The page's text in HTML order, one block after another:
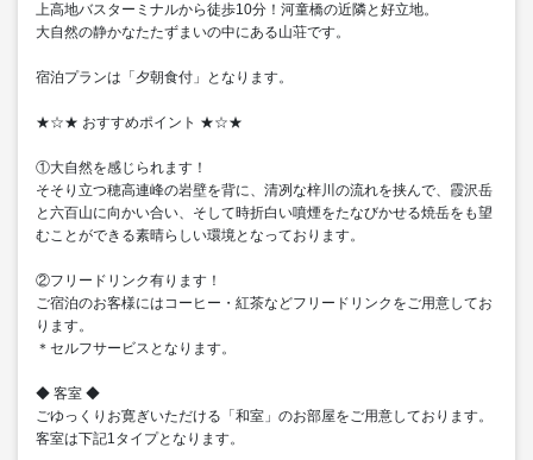
上高地バスターミナルから徒歩10分！河童橋の近隣と好立地。
大自然の静かなたたずまいの中にある山荘です。
宿泊プランは「夕朝食付」となります。
★☆★ おすすめポイント ★☆★
①大自然を感じられます！
そそり立つ穂高連峰の岩壁を背に、清冽な梓川の流れを挟んで、霞沢岳
と六百山に向かい合い、そして時折白い噴煙をたなびかせる焼岳をも望
むことができる素晴らしい環境となっております。
②フリードリンク有ります！
ご宿泊のお客様にはコーヒー・紅茶などフリードリンクをご用意してお
ります。
＊セルフサービスとなります。
◆ 客室 ◆
ごゆっくりお寛ぎいただける「和室」のお部屋をご用意しております。
客室は下記1タイプとなります。